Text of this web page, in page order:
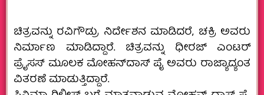
ಚಿತ್ರವನ್ನು ರವಿಗೌಡ್ರು ನಿರ್ದೇಶನ ಮಾಡಿದರೆ, ಚಕ್ರಿ ಅವರು
ನಿರ್ಮಾಣ ಮಾಡಿದ್ದಾರೆ. ಚಿತ್ರವನ್ನು ಧೀರಜ್ ಎಂಟರ್
ಪ್ರೈಸಸ್ ಮೂಲಕ ಮೋಹನ್‌ದಾಸ್‌ ಪೈ ಅವರು ರಾಜ್ಯಾದ್ಯಂತ
ವಿತರಣೆ ಮಾಡುತ್ತಿದ್ದಾರೆ.‌